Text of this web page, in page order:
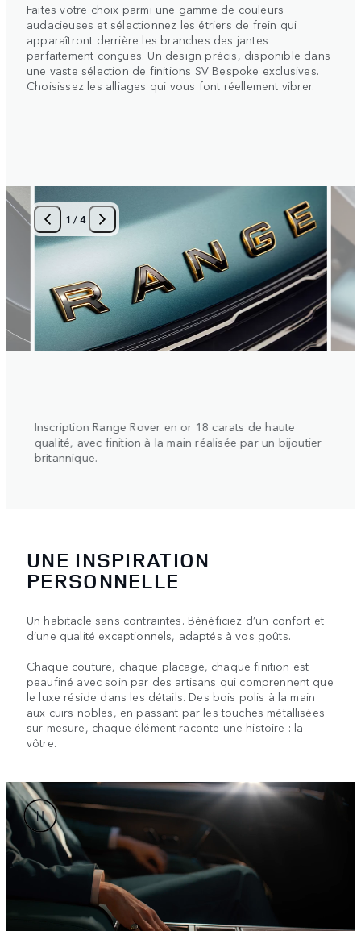
Faites votre choix parmi une gamme de couleurs
audacieuses et sélectionnez les étriers de frein qui
apparaîtront derrière les branches des jantes
parfaitement conçues. Un design précis, disponible dans
une vaste sélection de finitions SV Bespoke exclusives.
Choisissez les alliages qui vous font réellement vibrer.
Inscription Range Rover en or 18 carats de haute
qualité, avec finition à la main réalisée par un bijoutier
britannique.
1 /4
UNE INSPIRATION
PERSONNELLE
Un habitacle sans contraintes. Bénéficiez d’un confort et
d’une qualité exceptionnels, adaptés à vos goûts.
Chaque couture, chaque placage, chaque finition est
peaufiné avec soin par des artisans qui comprennent que
le luxe réside dans les détails. Des bois polis à la main
aux cuirs nobles, en passant par les touches métallisées
sur mesure, chaque élément raconte une histoire : la
vôtre.